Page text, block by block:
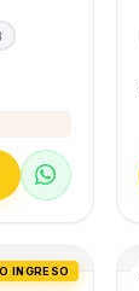
INGRESO